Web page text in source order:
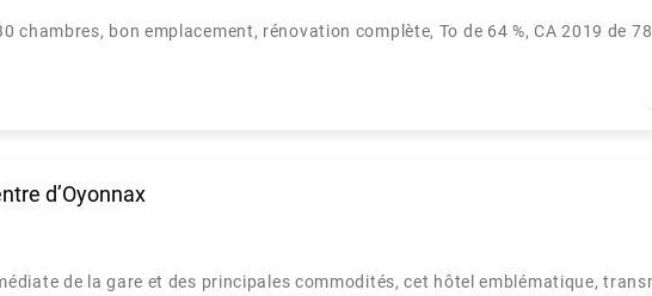
chambres, bon emplacement, rénovation complète, To de 64 %, CA 2019 de
d’Oyonnax
de la gare et des principales commodités, cet hôtel emblématique,